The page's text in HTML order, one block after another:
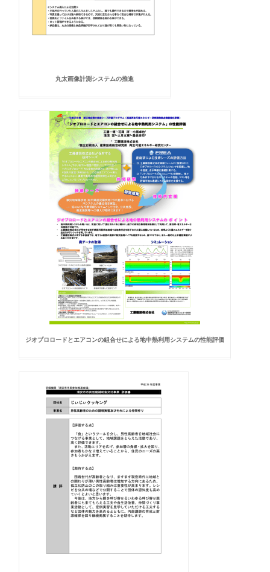
丸太画像計測システムの推進
ジオプロロードとエアコンの組合せによる地中熱利用システムの性能評価